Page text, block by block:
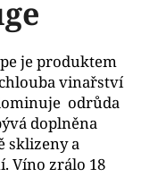
je produktem
vinařství
odrůda
doplněna
sklizeny a
Víno zrálo 18